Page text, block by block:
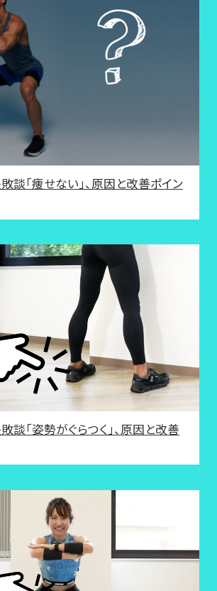
談「痩せない」、原因と改善ポイン
談「姿勢がぐらつく」、原因と改善